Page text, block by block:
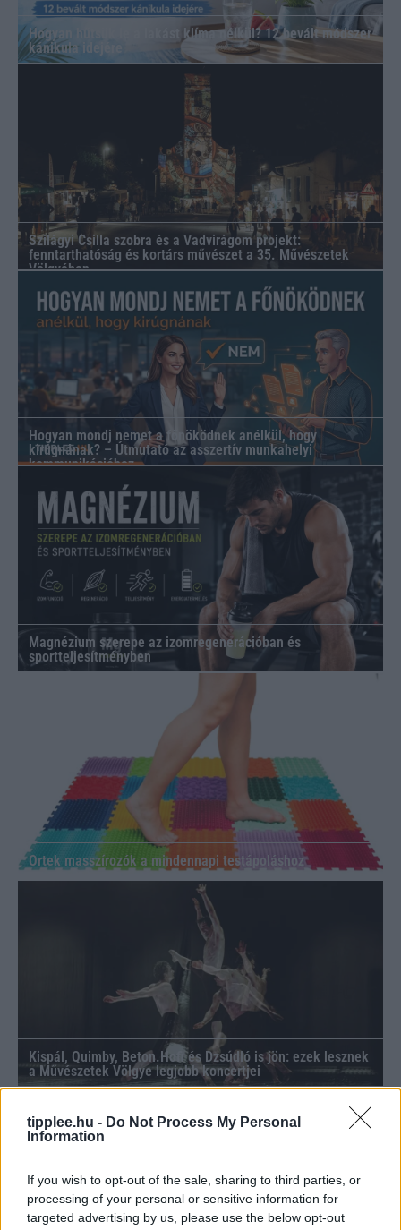
tipplee.hu - Do Not Process My Personal
Information
If you wish to opt-out of the sale, sharing to third parties, or
processing of your personal or sensitive information for
targeted advertising by us, please use the below opt-out
Hogyan hűtsük le a lakást klíma nélkül? 12 bevált módszer
kánikula idejére
Szilágyi Csilla szobra és a Vadvirágom projekt:
fenntarthatóság és kortárs művészet a 35. Művészetek
Völgyében
Hogyan mondj nemet a főnöködnek anélkül, hogy
kirúgnának? – Útmutató az asszertív munkahelyi
kommunikációhoz
Magnézium szerepe az izomregenerációban és
sportteljesítményben
Ortek masszírozók a mindennapi testápoláshoz
Kispál, Quimby, Beton.Hofi és Dzsúdló is jön: ezek lesznek
a Művészetek Völgye legjobb koncertjei